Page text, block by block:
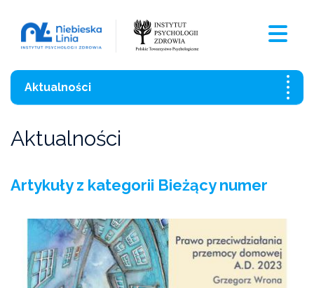
Aktualności
Czasopismo
Aktualności
Czarna Księga Ofiar Przemocy Domowej 2021
Aktualności
Artykuły z kategorii Bieżący numer